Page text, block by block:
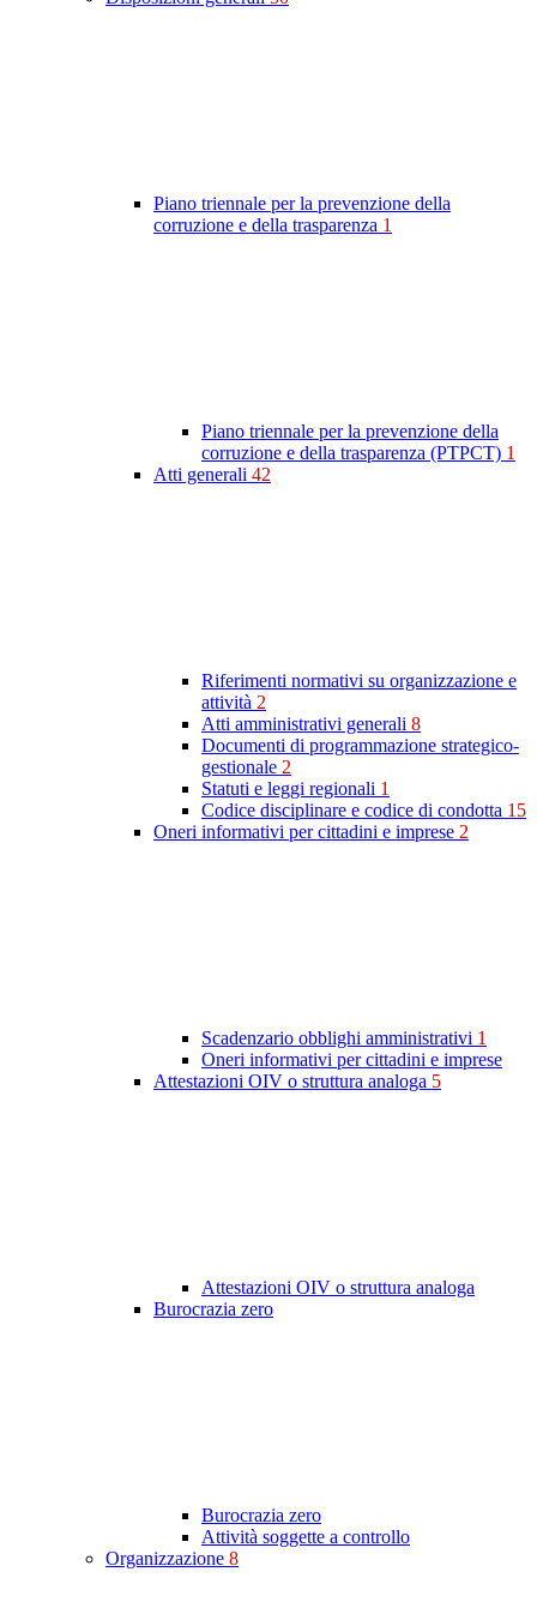
Piano triennale per la prevenzione della
corruzione e della trasparenza 1
Piano triennale per la prevenzione della
corruzione e della trasparenza (PTPCT) 1
Atti generali 42
Riferimenti normativi su organizzazione e
attività 2
Atti amministrativi generali 8
Documenti di programmazione strategico-
gestionale 2
Statuti e leggi regionali 1
Codice disciplinare e codice di condotta 15
Oneri informativi per cittadini e imprese 2
Scadenzario obblighi amministrativi 1
Oneri informativi per cittadini e imprese
Attestazioni OIV o struttura analoga 5
Attestazioni OIV o struttura analoga
Burocrazia zero
Burocrazia zero
Attività soggette a controllo
Organizzazione 8